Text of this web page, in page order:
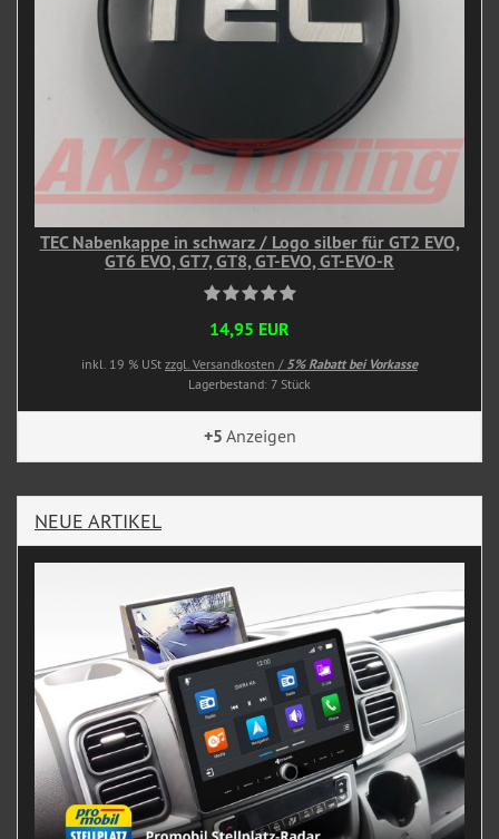
TEC Nabenkappe in schwarz / Logo silber für GT2 EVO,
GT6 EVO, GT7, GT8, GT-EVO, GT-EVO-R
14,95 EUR
inkl. 19 % USt zzgl. Versandkosten / 5% Rabatt bei Vorkasse
Lagerbestand: 7 Stück
+5 Anzeigen
NEUE ARTIKEL